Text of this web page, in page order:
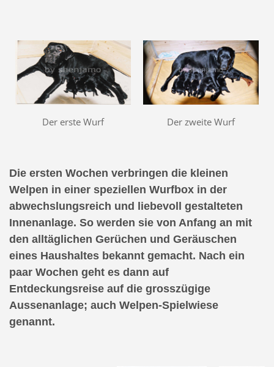
Der erste Wurf Der zweite Wurf
Die ersten Wochen verbringen die kleinen
Welpen in einer speziellen Wurfbox in der
abwechslungsreich und liebevoll gestalteten
Innenanlage. So werden sie von Anfang an mit
den alltäglichen Gerüchen und Geräuschen
eines Haushaltes bekannt gemacht. Nach ein
paar Wochen geht es dann auf
Entdeckungsreise auf die grosszügige
Aussenanlage; auch Welpen-Spielwiese
genannt.